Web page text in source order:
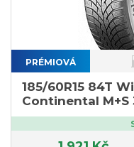
PRÉMIOVÁ
185/60R15 84T
Continental M+S